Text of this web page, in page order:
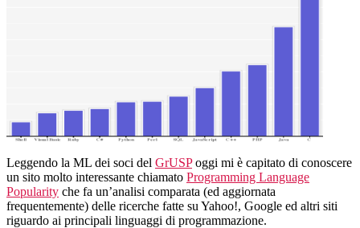
trends
Leggendo la ML dei soci del GrUSPoggi mi è capitato di conoscere
un sito molto interessante chiamato Programming Language
Popularity che fa un’analisi comparata (ed aggiornata
frequentemente) delle ricerche fatte su Yahoo!, Google ed altri siti
riguardo ai principali linguaggi di programmazione.